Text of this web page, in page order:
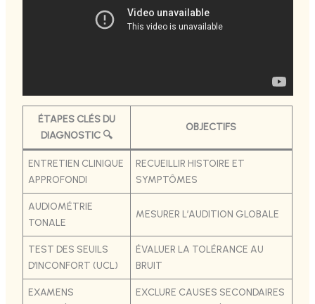
ÉTAPES CLÉS DU
DIAGNOSTIC 🔍
OBJECTIFS
ENTRETIEN CLINIQUE
APPROFONDI
RECUEILLIR HISTOIRE ET
SYMPTÔMES
AUDIOMÉTRIE
TONALE
MESURER L’AUDITION GLOBALE
TEST DES SEUILS
D’INCONFORT (UCL)
ÉVALUER LA TOLÉRANCE AU
BRUIT
EXAMENS
EXCLURE CAUSES SECONDAIRES